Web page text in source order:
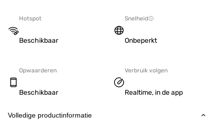
Hotspot
Beschikbaar
Snelheid
Onbeperkt
Opwaarderen
Beschikbaar
Verbruik volgen
Realtime, in de app
Volledige productinformatie